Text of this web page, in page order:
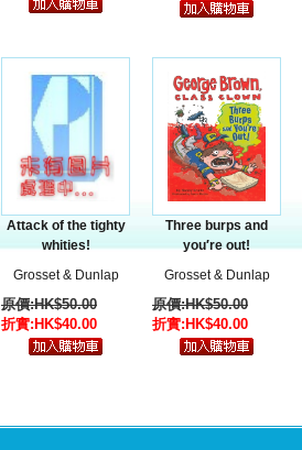
Attack of the tighty
whities!
Grosset & Dunlap
原價:HK$50.00
折實:HK$40.00
Three burps and
you′re out!
Grosset & Dunlap
原價:HK$50.00
折實:HK$40.00